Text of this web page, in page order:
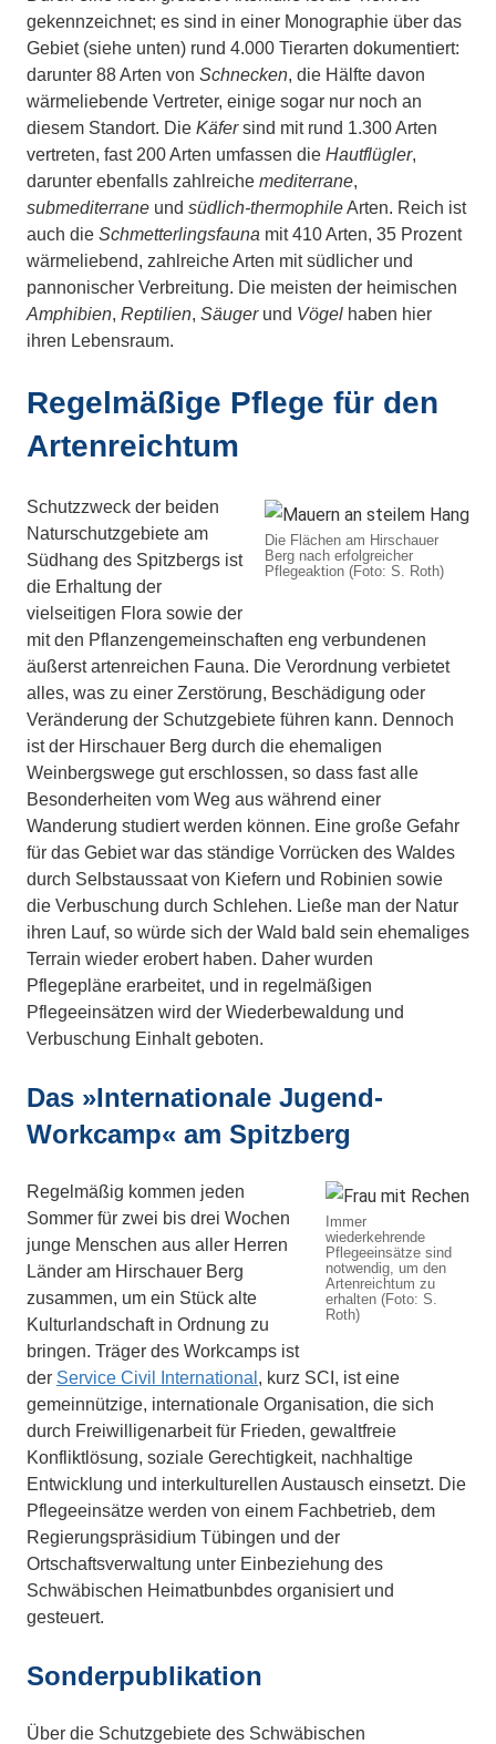
gekennzeichnet; es sind in einer Monographie über das
Gebiet (siehe unten) rund 4.000 Tierarten dokumentiert:
darunter 88 Arten von Schnecken, die Hälfte davon
wärmeliebende Vertreter, einige sogar nur noch an
diesem Standort. Die Käfersind mit rund 1.300 Arten
vertreten, fast 200 Arten umfassen die Hautflügler,
darunter ebenfalls zahlreiche mediterrane,
submediterrane und südlich-thermophileArten. Reich ist
auch die Schmetterlingsfauna mit 410 Arten, 35 Prozent
wärmeliebend, zahlreiche Arten mit südlicher und
pannonischer Verbreitung. Die meisten der heimischen
Amphibien, Reptilien, Säugerund Vögel haben hier
ihren Lebensraum.
Regelmäßige Pflege für den
Artenreichtum
Die Flächen am Hirschauer
Berg nach erfolgreicher
Pflegeaktion (Foto: S. Roth)
Schutzzweck der beiden
Naturschutzgebiete am
Südhang des Spitzbergs ist
die Erhaltung der
vielseitigen Flora sowie der
mit den Pflanzengemeinschaften eng verbundenen
äußerst artenreichen Fauna. Die Verordnung verbietet
alles, was zu einer Zerstörung, Beschädigung oder
Veränderung der Schutzgebiete führen kann. Dennoch
ist der Hirschauer Berg durch die ehemaligen
Weinbergswege gut erschlossen, so dass fast alle
Besonderheiten vom Weg aus während einer
Wanderung studiert werden können. Eine große Gefahr
für das Gebiet war das ständige Vorrücken des Waldes
durch Selbstaussaat von Kiefern und Robinien sowie
die Verbuschung durch Schlehen. Ließe man der Natur
ihren Lauf, so würde sich der Wald bald sein ehemaliges
Terrain wieder erobert haben. Daher wurden
Pflegepläne erarbeitet, und in regelmäßigen
Pflegeeinsätzen wird der Wiederbewaldung und
Verbuschung Einhalt geboten.
Das »Internationale Jugend-
Workcamp« am Spitzberg
Immer
wiederkehrende
Pflegeeinsätze sind
notwendig, um den
Artenreichtum zu
erhalten (Foto: S.
Roth)
Regelmäßig kommen jeden
Sommer für zwei bis drei Wochen
junge Menschen aus aller Herren
Länder am Hirschauer Berg
zusammen, um ein Stück alte
Kulturlandschaft in Ordnung zu
bringen. Träger des Workcamps ist
der Service Civil International , kurz SCI, ist eine
gemeinnützige, internationale Organisation, die sich
durch Freiwilligenarbeit für Frieden, gewaltfreie
Konfliktlösung, soziale Gerechtigkeit, nachhaltige
Entwicklung und interkulturellen Austausch einsetzt. Die
Pflegeeinsätze werden von einem Fachbetrieb, dem
Regierungspräsidium Tübingen und der
Ortschaftsverwaltung unter Einbeziehung des
Schwäbischen Heimatbunbdes organisiert und
gesteuert.
Sonderpublikation
Über die Schutzgebiete des Schwäbischen